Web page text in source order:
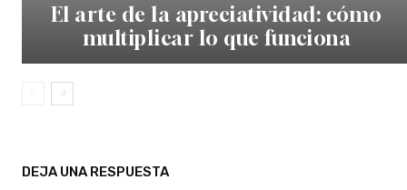
El arte de la apreciatividad: cómo
multiplicar lo que funciona
DEJA UNA RESPUESTA